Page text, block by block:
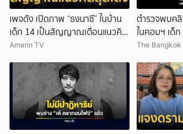
เพจดัง เปิดภาพ “ธงนาซี” ในบ้าน
เด็ก 14 เป็นสัญญาณเตือนแนวคิด
สุดโต่ง
Amarin TV
ตำรวจพบคลิ
ในคอมฯ เด็
วันที่ 30 ก.ค.
The Bangkok